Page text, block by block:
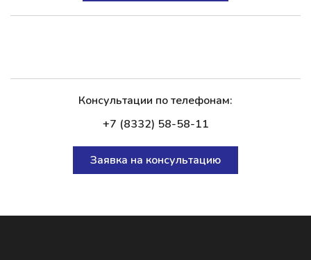
Консультации по телефонам:
+7 (8332) 58-58-11
Заявка на консультацию